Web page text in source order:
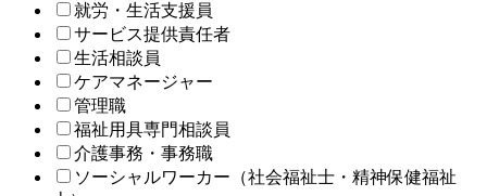
就労・生活支援員
サービス提供責任者
生活相談員
ケアマネージャー
管理職
福祉用具専門相談員
介護事務・事務職
ソーシャルワーカー（社会福祉士・精神保健福祉